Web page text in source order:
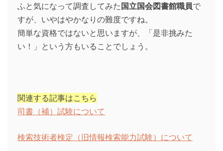
ふと気になって調査してみた国立国会図書館職員で
すが、いやはやかなりの難度ですね。
簡単な資格ではないと思いますが、「是非挑みた
い！」という方もいることでしょう。
関連する記事はこちら
司書（補）試験について
検索技術者検定（旧情報検索能力試験）について